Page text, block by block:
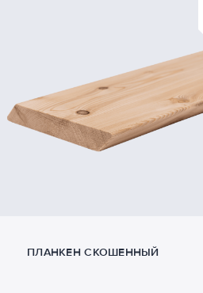
ПЛАНКЕН СКОШЕННЫЙ